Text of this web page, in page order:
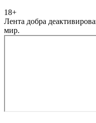
18+
Лента добра
мир.